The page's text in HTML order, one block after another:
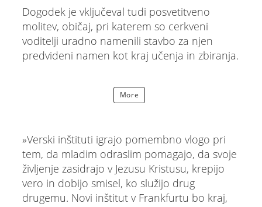
Dogodek je vključeval tudi posvetitveno
molitev, običaj, pri katerem so cerkveni
voditelji uradno namenili stavbo za njen
predvideni namen kot kraj učenja in zbiranja.
More
»Verski inštituti igrajo pomembno vlogo pri
tem, da mladim odraslim pomagajo, da svoje
življenje zasidrajo v Jezusu Kristusu, krepijo
vero in dobijo smisel, ko služijo drug
drugemu. Novi inštitut v Frankfurtu bo kraj,